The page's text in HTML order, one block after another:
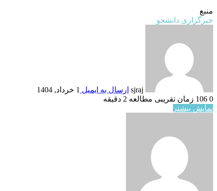
منبع
خبرگزاری دانشجو
sjraj ارسال به ایمیل 1 خرداد, 1404
0
زمان تقریبی مطالعه 2 دقیقه
نمایش بیشتر